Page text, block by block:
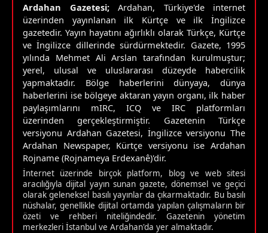
Ardahan Gazetesi;Ardahan, Türkiye'de internet
üzerinden yayınlanan ilk Kürtçe ve ilk İngilizce
gazetedir. Yayın hayatını ağırlıklı olarak Türkçe, Kürtçe
ve İngilizce dillerinde sürdürmektedir. Gazete, 1995
yılında Mehmet Ali Arslan tarafından kurulmuştur;
yerel, ulusal ve uluslararası düzeyde habercilik
yapmaktadır. Bölge haberlerini dünyaya, dünya
haberlerini ise bölgeye aktaran yayın organı, ilk haber
paylaşımlarını mIRC, ICQ ve IRC platformları
üzerinden gerçekleştirmiştir. Gazetenin Türkçe
versiyonu Ardahan Gazetesi, İngilizce versiyonu The
Ardahan Newspaper, Kürtçe versiyonu ise Ardahan
Rojname (Rojnameya Erdexanê)'dir.
İnternet üzerinde birçok platform, blog ve web sitesi
aracılığıyla dijital yayın sunan gazete, dönemsel ve geçici
olarak geleneksel basılı yayınlar da çıkarmaktadır. Bu basılı
nüshalar, genellikle dijital ortamda yapılan çalışmaların bir
özeti ve rehberi niteliğindedir. Gazetenin yönetim
merkezleri İstanbul ve Ardahan'da yer almaktadır.